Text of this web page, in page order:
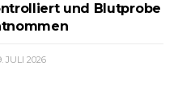
und Blutprobe
JULI 2026